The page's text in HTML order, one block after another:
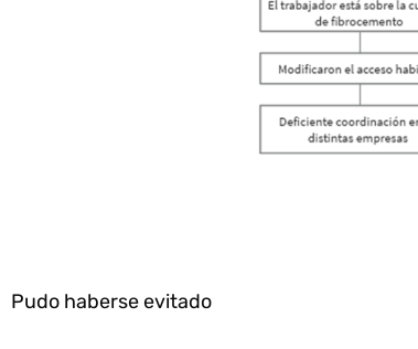
Pudo haberse evitado